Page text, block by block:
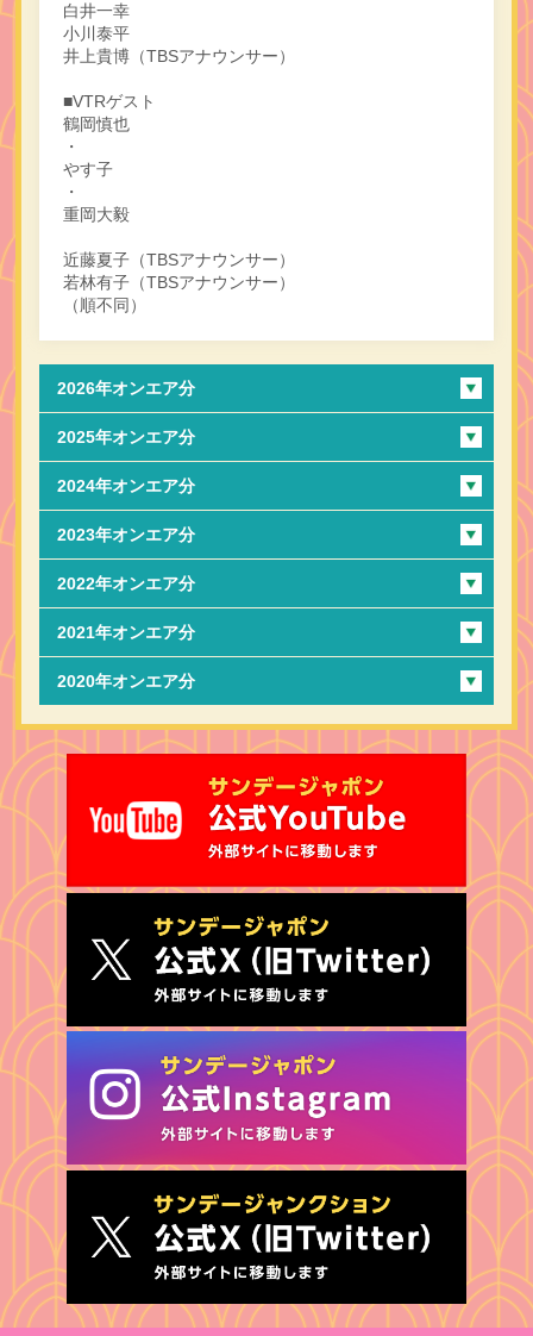
白井一幸
小川泰平
井上貴博（TBSアナウンサー）
■VTRゲスト
鶴岡慎也
・
やす子
・
重岡大毅
近藤夏子（TBSアナウンサー）
若林有子（TBSアナウンサー）
（順不同）
2026年オンエア分
2025年オンエア分
2024年オンエア分
2023年オンエア分
2022年オンエア分
2021年オンエア分
2020年オンエア分